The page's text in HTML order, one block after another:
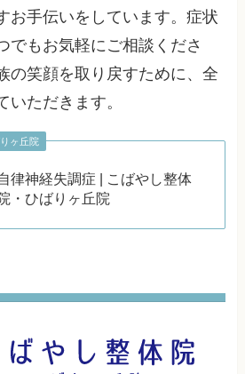
お手伝いをしています。症状
でもお気軽にご相談くださ
の笑顔を取り戻すために、全
いただきます。
ヶ丘院
律神経失調症 | こばやし整体
・ひばりヶ丘院